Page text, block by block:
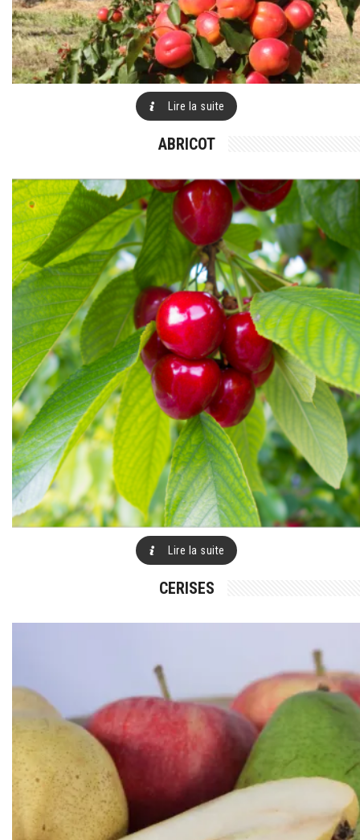
Lire la suite
ABRICOT
Lire la suite
CERISES